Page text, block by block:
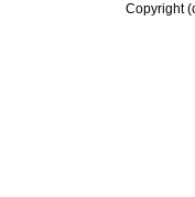
Copyright